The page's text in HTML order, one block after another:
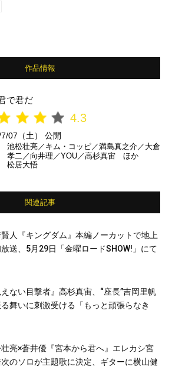
作品情報
で君だ
4.3
07（土） 公開
池松壮亮／キム・コッピ／満島真之介／大倉
孝二／向井理／YOU／高杉真宙 ほか
松居大悟
関連記事
人『キングダム』本編ノーカットで地上
送、5月29日「金曜ロードSHOW!」にて
えない目撃者』高杉真宙、“座長”吉岡里帆
舞いに刺激受ける「もっと頑張らなき
亮×蒼井優『宮本から君へ』エレカシ宮
のソロが主題歌に決定、ギターに横山健